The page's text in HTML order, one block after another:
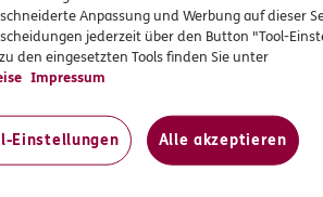
Anpassung und Werbung auf dieser
jederzeit über den Button "Tool-
den eingesetzten Tools finden Sie unter
Impressum
Einstellungen Alle akzeptieren